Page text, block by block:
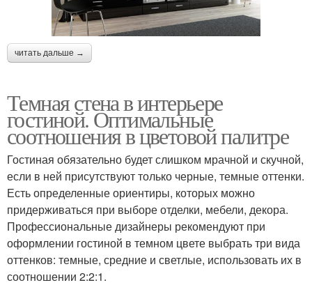
читать дальше →
Темная стена в интерьере
гостиной. Оптимальные
соотношения в цветовой палитре
Гостиная обязательно будет слишком мрачной и скучной,
если в ней присутствуют только черные, темные оттенки.
Есть определенные ориентиры, которых можно
придерживаться при выборе отделки, мебели, декора.
Профессиональные дизайнеры рекомендуют при
оформлении гостиной в темном цвете выбрать три вида
оттенков: темные, средние и светлые, использовать их в
соотношении 2:2:1.